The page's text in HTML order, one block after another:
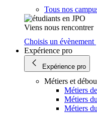
Tous nos
Viens nous rencontrer
Choisis un évènement
Expérience pro
Expérience pro
Métiers et
Métiers
Métiers
Métiers